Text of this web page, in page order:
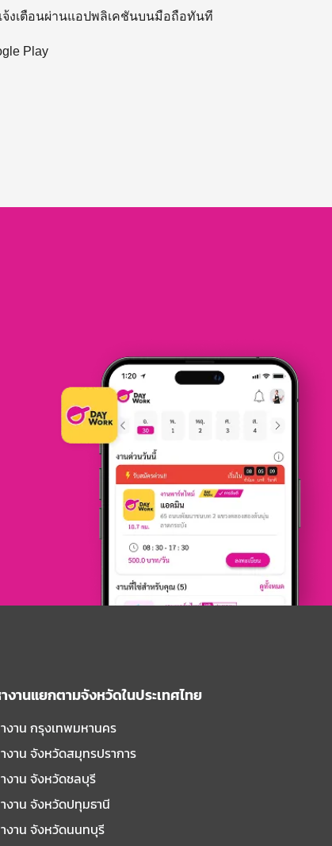
งเตือนผ่านแอปพลิเคชันบนมือถือทันที
Play
งานแยกตามจังหวัดในประเทศไทย
งาน กรุงเทพมหานคร
งาน จังหวัดสมุทรปราการ
งาน จังหวัดชลบุรี
งาน จังหวัดปทุมธานี
งาน จังหวัดนนทบุรี